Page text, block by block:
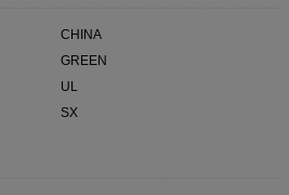
CHINA
GREEN
UL
SX